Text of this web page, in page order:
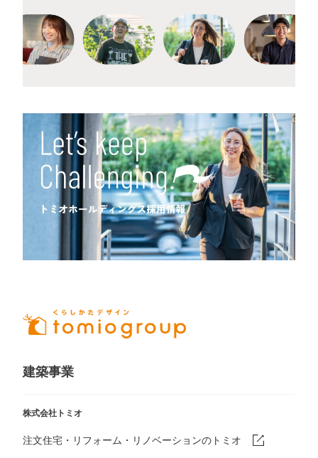
建築事業
株式会社トミオ
注文住宅・リフォーム・リノベーションのトミオ